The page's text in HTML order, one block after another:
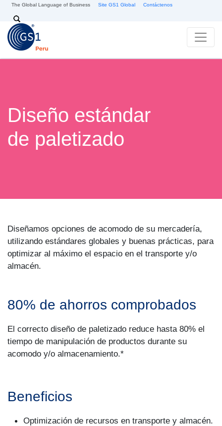
Pasar al contenido principal
The Global Language of Business Site GS1 Global Contáctenos
Search
Diseño estándar
de paletizado
Diseñamos opciones de acomodo de su mercadería,
utilizando estándares globales y buenas prácticas, para
optimizar al máximo el espacio en el transporte y/o
almacén.
80% de ahorros comprobados
El correcto diseño de paletizado reduce hasta 80% el
tiempo de manipulación de productos durante su
acomodo y/o almacenamiento.*
Beneficios
Optimización de recursos en transporte y almacén.